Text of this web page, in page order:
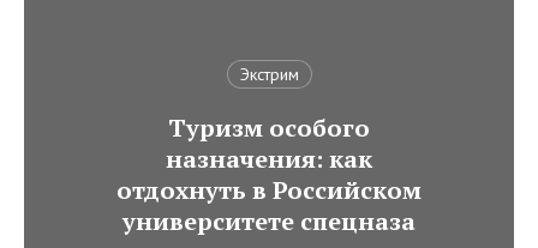
Экстрим
Туризм особого
назначения: как
отдохнуть в Российском
университете спецназа